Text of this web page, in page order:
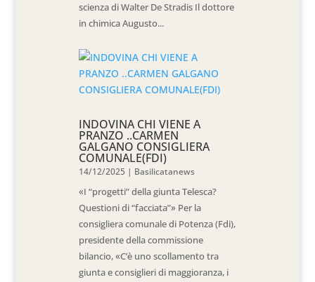
scienza di Walter De Stradis Il dottore
in chimica Augusto...
INDOVINA CHI VIENE A
PRANZO ..CARMEN
GALGANO CONSIGLIERA
COMUNALE(FDI)
14/12/2025 | Basilicatanews
«I “progetti” della giunta Telesca?
Questioni di “facciata”» Per la
consigliera comunale di Potenza (Fdi),
presidente della commissione
bilancio, «C’è uno scollamento tra
giunta e consiglieri di maggioranza, i